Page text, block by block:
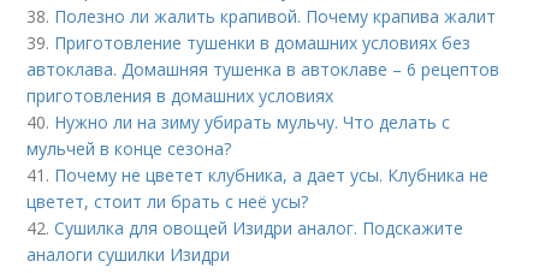
38. Полезно ли жалить крапивой. Почему крапива жалит
39. Приготовление тушенки в домашних условиях без
автоклава. Домашняя тушенка в автоклаве – 6 рецептов
приготовления в домашних условиях
40. Нужно ли на зиму убирать мульчу. Что делать с
мульчей в конце сезона?
41. Почему не цветет клубника, а дает усы. Клубника не
цветет, стоит ли брать с неё усы?
42.Сушилка для овощей Изидри аналог. Подскажите
аналоги сушилки Изидри